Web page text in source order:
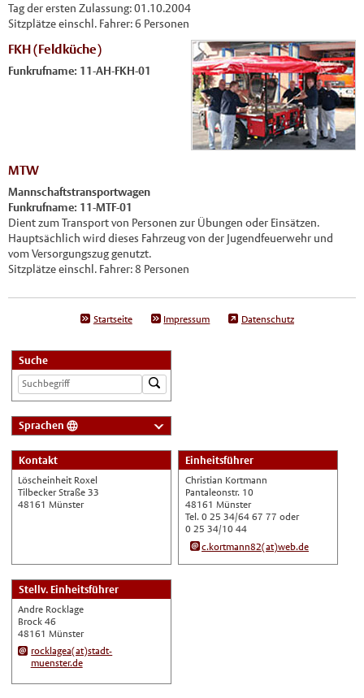
Tag der ersten Zulassung: 01.10.2004
Sitzplätze einschl. Fahrer: 6 Personen
FKH (Feldküche)
Funkrufname: 11-AH-FKH-01
MTW
Mannschaftstransportwagen
Funkrufname: 11-MTF-01
Dient zum Transport von Personen zur Übungen oder Einsätzen.
Hauptsächlich wird dieses Fahrzeug von der Jugendfeuerwehr und
vom Versorgungszug genutzt.
Sitzplätze einschl. Fahrer: 8 Personen
Startseite Impressum Datenschutz
Suche
Sprachen
Nederlands
English
اللغة العربية
Français
Español
Polski
Русский
中文
Kontakt
Löscheinheit Roxel
Tilbecker Straße 33
48161 Münster
Einheitsführer
Christian Kortmann
Pantaleonstr. 10
48161 Münster
Tel. 0 25 34/64 67 77 oder
0 25 34/10 44
c.kortmann82(at)web.de
Stellv. Einheitsführer
Andre Rocklage
Brock 46
48161 Münster
rocklagea(at)stadt-
muenster.de